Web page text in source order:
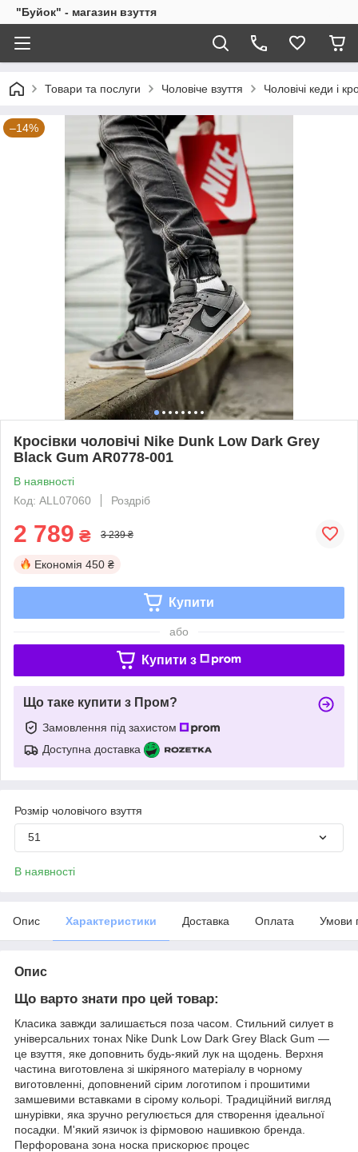
"Буйок" - магазин взуття
Товари та послуги Чоловіче взуття Чоловічі кеди і
–14%
Кросівки чоловічі Nike Dunk Low Dark Grey
Black Gum AR0778-001
В наявності
Код: ALL07060
Роздріб
2 789 ₴ 3 239 ₴
Економія 450 ₴
Купити
або
Купити з
Що таке купити з Пром?
Замовлення під захистом
Доступна доставка
Розмір чоловічого взуття
51
В наявності
Опис Характеристики Доставка Оплата Умови
Опис
Що варто знати про цей товар:
Класика завжди залишається поза часом. Стильний силует в
універсальних тонах Nike Dunk Low Dark Grey Black Gum —
це взуття, яке доповнить будь-який лук на щодень. Верхня
частина виготовлена зі шкіряного матеріалу в чорному
виготовленні, доповнений сірим логотипом і прошитими
замшевими вставками в сірому кольорі. Традиційний вигляд
шнурівки, яка зручно регулюється для створення ідеальної
посадки. М'який язичок із фірмовою нашивкою бренда.
Перфорована зона носка прискорює процес